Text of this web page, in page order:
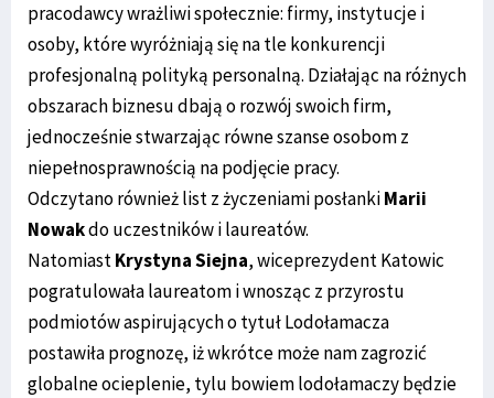
pracodawcy wrażliwi społecznie: firmy, instytucje i
osoby, które wyróżniają się na tle konkurencji
profesjonalną polityką personalną. Działając na różnych
obszarach biznesu dbają o rozwój swoich firm,
jednocześnie stwarzając równe szanse osobom z
niepełnosprawnością na podjęcie pracy.
Odczytano również list z życzeniami posłankiMarii
Nowakdo uczestników i laureatów.
NatomiastKrystyna Siejna, wiceprezydent Katowic
pogratulowała laureatom i wnosząc z przyrostu
podmiotów aspirujących o tytuł Lodołamacza
postawiła prognozę, iż wkrótce może nam zagrozić
globalne ocieplenie, tylu bowiem lodołamaczy będzie